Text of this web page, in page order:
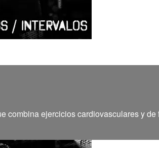
combina ejercicios cardiovasculares y de